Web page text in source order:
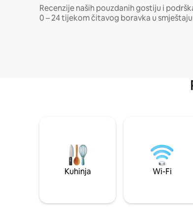
Recenzije naših pouzdanih gostiju i
0 – 24 tijekom čitavog boravka u
Kuhinja Wi-Fi